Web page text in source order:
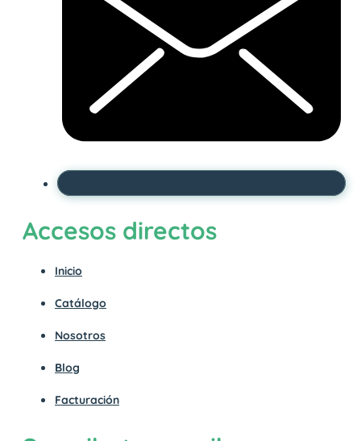
Accesos directos
Inicio
Catálogo
Nosotros
Blog
Facturación